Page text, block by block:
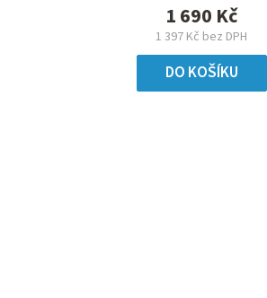
1 397 Kč bez DPH
1 690 Kč
DO KOŠÍKU